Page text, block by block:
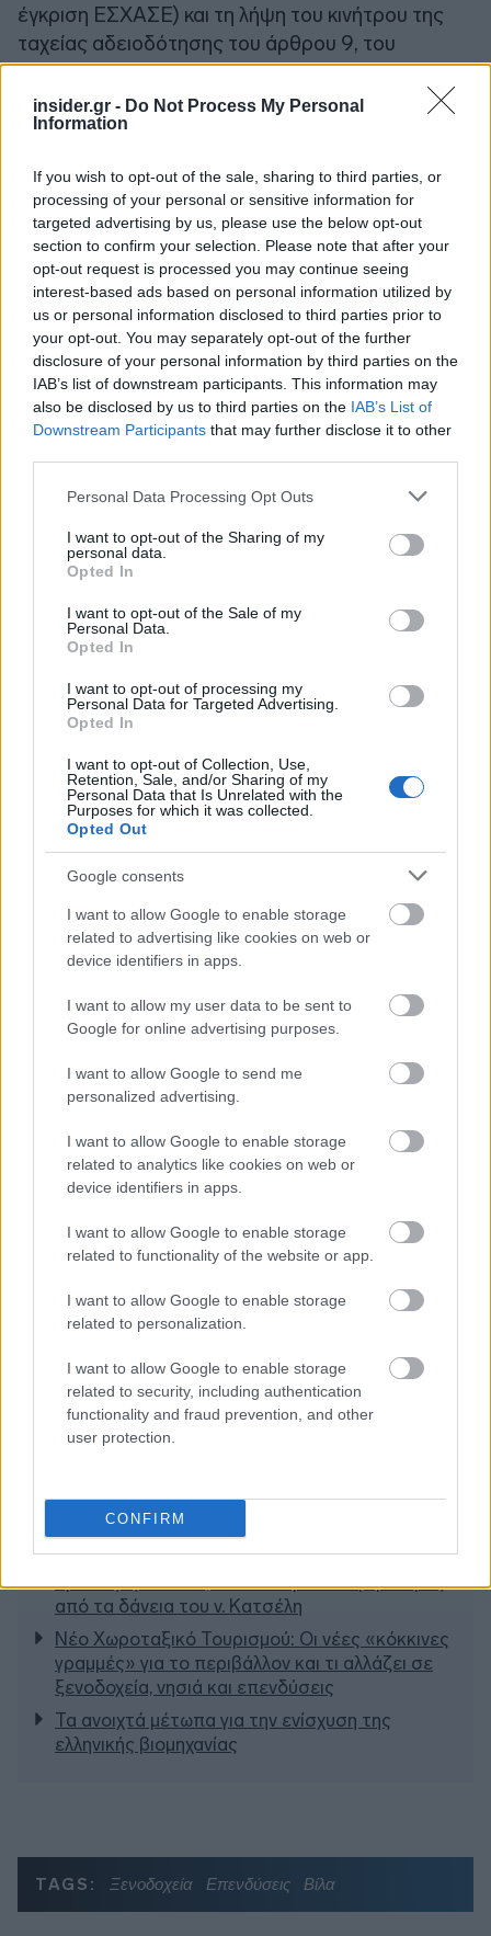
insider.gr - Do Not Process My Personal
Information
If you wish to opt-out of the sale, sharing to third parties, or
processing of your personal or sensitive information for
targeted advertising by us, please use the below opt-out
section to confirm your selection. Please note that after your
opt-out request is processed you may continue seeing
interest-based ads based on personal information utilized by
us or personal information disclosed to third parties prior to
your opt-out. You may separately opt-out of the further
disclosure of your personal information by third parties on the
IAB’s list of downstream participants. This information may
also be disclosed by us to third parties on the IAB’s List of
Downstream Participants that may further disclose it to other
Please note that this website/app uses one or more Google
not limited to your visit or usage behaviour. You may click to
grant or deny consent to Google and its third-party tags to
use your data for below specified purposes in below Google
consent section.
Personal Data Processing Opt Outs
I want to opt-out of the Sharing of my
personal data.
Opted In
I want to opt-out of the Sale of my
Personal Data.
Opted In
I want to opt-out of processing my
Personal Data for Targeted Advertising.
Opted In
I want to opt-out of Collection, Use,
Retention, Sale, and/or Sharing of my
Personal Data that Is Unrelated with the
Purposes for which it was collected.
Opted Out
Google consents
I want to allow Google to enable storage
related to advertising like cookies on web or
device identifiers in apps.
I want to allow my user data to be sent to
Google for online advertising purposes.
I want to allow Google to send me
personalized advertising.
I want to allow Google to enable storage
related to analytics like cookies on web or
device identifiers in apps.
I want to allow Google to enable storage
related to functionality of the website or app.
I want to allow Google to enable storage
related to personalization.
I want to allow Google to enable storage
related to security, including authentication
functionality and fraud prevention, and other
user protection.
CONFIRM
έγκριση ΕΣΧΑΣΕ) και τη λήψη του κινήτρου της
ταχείας αδειοδότησης του άρθρου 9, του
Ν.4864/2021. Επίσης, ο φορέας επένδυσης
επιθυμεί να ωφεληθεί των ευεργετικών
διατάξεων του άρθρου 5 του Ν.4864/2021
καθώς και του άρθρου 6 του Ν.4864/2021 (περί
βοηθητικών και συνοδών έργων).
Να αναφέρουμε ότι από χτες η διαδικασία τέθηκε
σε δημόσια διαβούλευσημε ορίζοντα
ολοκλήρωσης τις 10 Απριλίου 2026
Ακολουθήστε τοinsider.gr στο Google News
και μάθετε
πρώτοι όλες τιςειδήσειςαπό την Ελλάδα και τον κόσμο.
Τράπεζες: Στα 55,5 εκατ. ευρώ ο λογαριασμός
από τα δάνεια του ν. Κατσέλη
Νέο Χωροταξικό Τουρισμού: Οι νέες «κόκκινες
γραμμές» για το περιβάλλον και τι αλλάζει σε
ξενοδοχεία, νησιά και επενδύσεις
Τα ανοιχτά μέτωπα για την ενίσχυση της
ελληνικής βιομηχανίας
TAGS: Ξενοδοχεία Επενδύσεις Βίλα